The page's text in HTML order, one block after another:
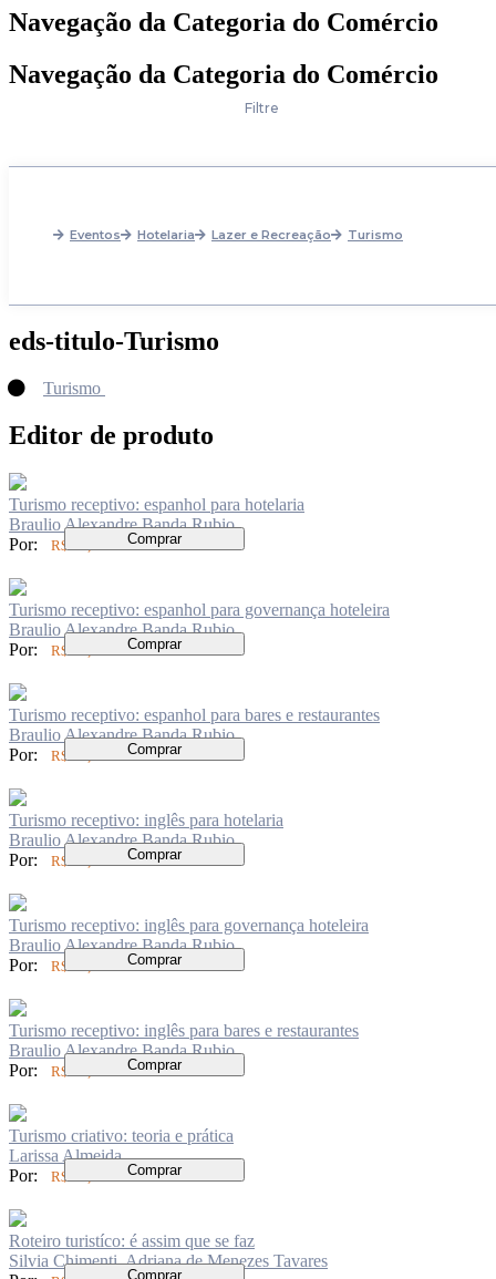
Navegação da Categoria do Comércio
Navegação da Categoria do Comércio
Filtre
Eventos Hotelaria Lazer e Recreação Turismo
eds-titulo-Turismo
Turismo
Editor de produto
Turismo receptivo: espanhol para hotelaria
Braulio Alexandre Banda Rubio
Por:
R$ 52,00 Comprar
Turismo receptivo: espanhol para governança hoteleira
Braulio Alexandre Banda Rubio
Por:
R$ 52,00 Comprar
Turismo receptivo: espanhol para bares e restaurantes
Braulio Alexandre Banda Rubio
Por:
R$ 52,00 Comprar
Turismo receptivo: inglês para hotelaria
Braulio Alexandre Banda Rubio
Por:
R$ 52,00 Comprar
Turismo receptivo: inglês para governança hoteleira
Braulio Alexandre Banda Rubio
Por:
R$ 52,00 Comprar
Turismo receptivo: inglês para bares e restaurantes
Braulio Alexandre Banda Rubio
Por:
R$ 52,00 Comprar
Turismo criativo: teoria e prática
Larissa Almeida
Por:
R$ 62,00 Comprar
Roteiro turistíco: é assim que se faz
Silvia Chimenti, Adriana de Menezes Tavares
Comprar